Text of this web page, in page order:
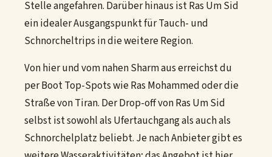
Stelle angefahren. Darüber hinaus ist Ras Um Sid
ein idealer Ausgangspunkt für Tauch- und
Schnorcheltrips in die weitere Region.
Von hier und vom nahen Sharm aus erreichst du
per Boot Top-Spots wie Ras Mohammed oder die
Straße von Tiran. Der Drop-off von Ras Um Sid
selbst ist sowohl als Ufertauchgang als auch als
Schnorchelplatz beliebt. Je nach Anbieter gibt es